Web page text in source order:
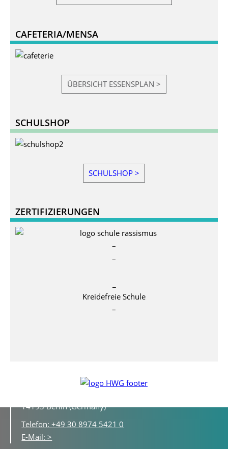
CAFETERIA/MENSA
ÜBERSICHT ESSENSPLAN >
SCHULSHOP
SCHULSHOP >
ZERTIFIZIERUNGEN
–
–
Kreidefreie Schule
–
Hildegard-Wegscheider-Gymnasium
14193 Berlin (Germany)
Telefon: +49 30 8974 5421 0
E-Mail: >